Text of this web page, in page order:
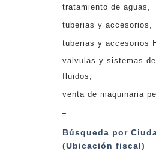
tratamiento de aguas
tuberias y accesorios
tuberias y accesorios
valvulas y sistemas
fluidos
venta de maquinaria
Búsqueda por
(Ubicación fiscal)